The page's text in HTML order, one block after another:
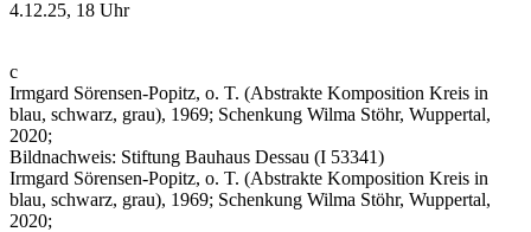
4.12.25, 18 Uhr
c
Irmgard Sörensen-Popitz, o. T. (Abstrakte Komposition Kreis in
blau, schwarz, grau), 1969; Schenkung Wilma Stöhr, Wuppertal,
2020;
Bildnachweis: Stiftung Bauhaus Dessau (I 53341)
Irmgard Sörensen-Popitz, o. T. (Abstrakte Komposition Kreis in
blau, schwarz, grau), 1969; Schenkung Wilma Stöhr, Wuppertal,
2020;